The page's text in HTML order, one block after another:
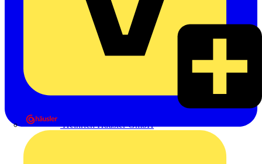
Heinrich Häusler GmbH